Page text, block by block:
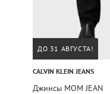
ДО 31 АВГУСТА!
CALVIN KLEIN JEANS
Джинсы MOM JEAN